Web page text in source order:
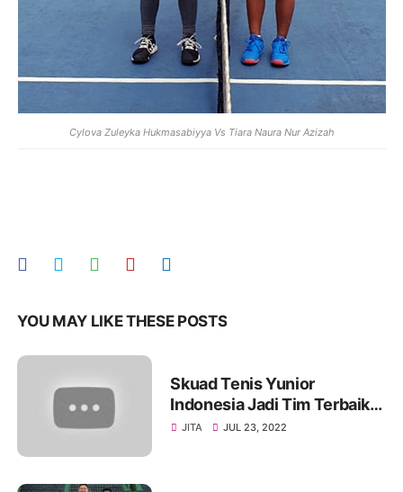
Cylova Zuleyka Hukmasabiyya Vs Tiara Naura Nur Azizah
YOU MAY LIKE THESE POSTS
Skuad Tenis Yunior
Indonesia Jadi Tim Terbaik
di Asia Tenggara. Ketum PP
JITA JUL 23, 2022